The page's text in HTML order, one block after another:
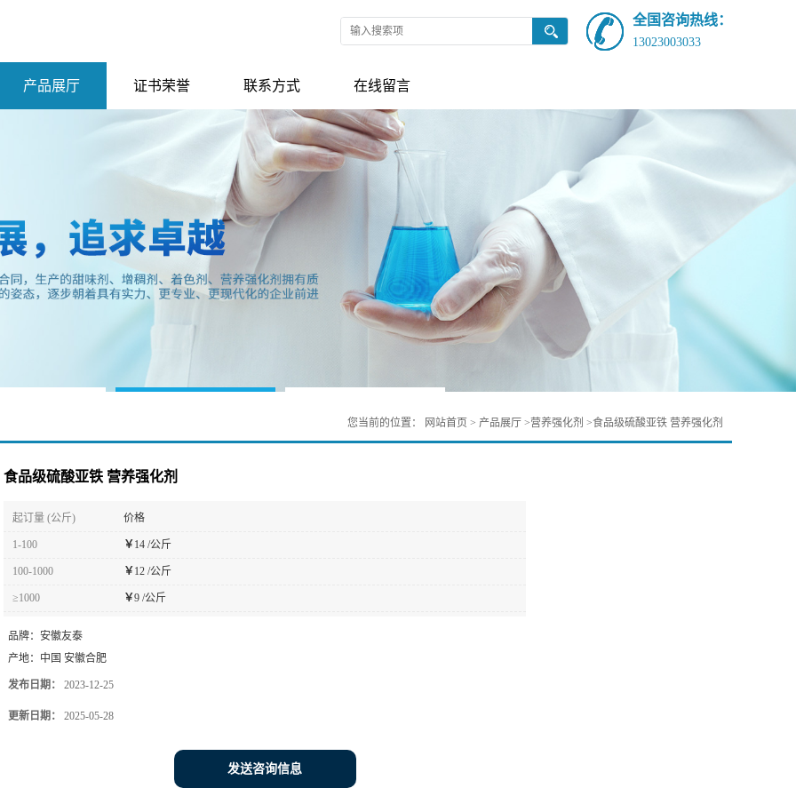
全国咨询热线：
13023003033
产品展厅 证书荣誉 联系方式 在线留言
您当前的位置： 网站首页 > 产品展厅 >营养强化剂 >食品级硫酸亚铁 营养强化剂
食品级硫酸亚铁 营养强化剂
起订量 (公斤) 价格
1-100 ￥14 /公斤
100-1000 ￥12 /公斤
≥1000 ￥9 /公斤
品牌： 安徽友泰
产地： 中国 安徽合肥
发布日期： 2023-12-25
更新日期： 2025-05-28
发送咨询信息